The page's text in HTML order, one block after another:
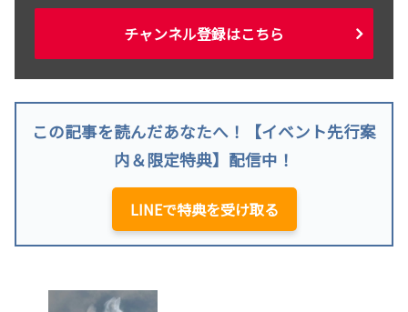
チャンネル登録はこちら
この記事を読んだあなたへ！【イベント先行案
内＆限定特典】配信中！
LINEで特典を受け取る